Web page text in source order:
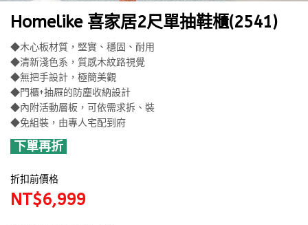
Homelike 喜家居2尺單抽鞋櫃(2541)
◆木心板材質，堅實、穩固、耐用
◆清新淺色系，質感木紋路視覺
◆無把手設計，極簡美觀
◆門櫃+抽屜的防塵收納設計
◆內附活動層板，可依需求拆、裝
◆免組裝，由專人宅配到府
下單再折
折扣前價格
NT$6,999